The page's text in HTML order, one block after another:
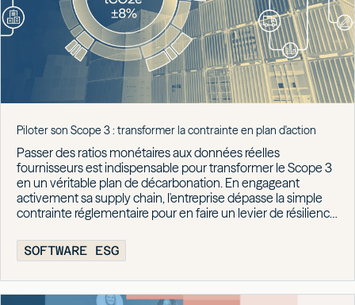
Piloter son Scope 3 : transformer la contrainte en plan d'action
Passer des ratios monétaires aux données réelles
fournisseurs est indispensable pour transformer le Scope 3
en un véritable plan de décarbonation. En engageant
activement sa supply chain, l'entreprise dépasse la simple
contrainte réglementaire pour en faire un levier de résilience
SOFTWARE ESG